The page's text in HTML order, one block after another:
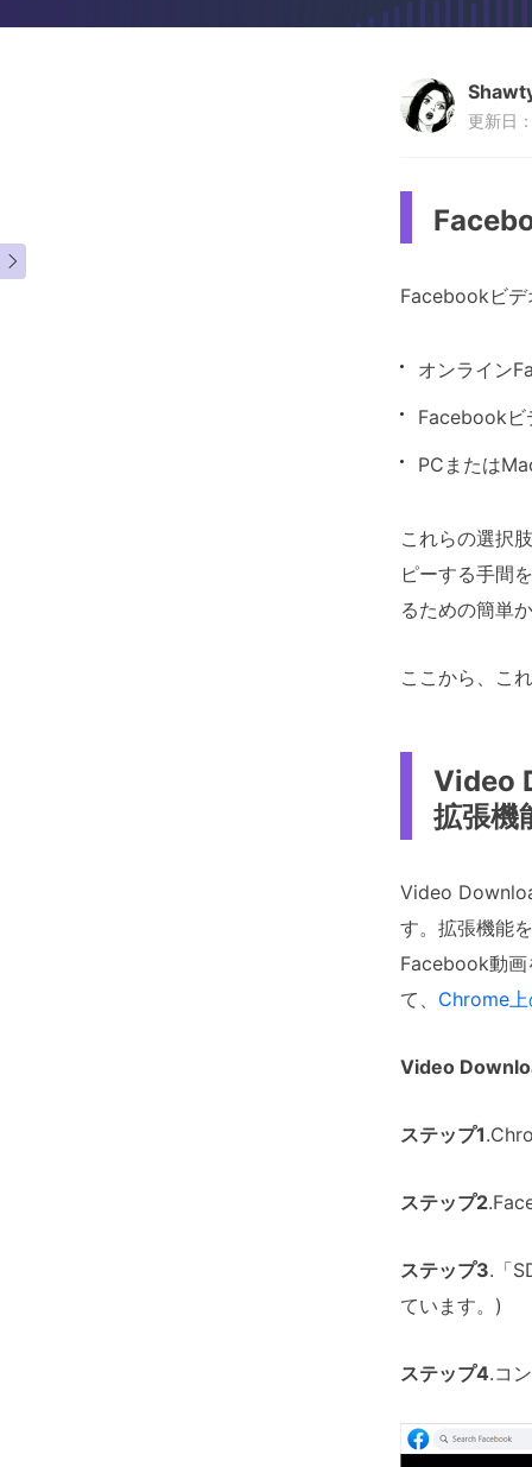

更新日
Facebookビデ
オンライン
Facebookビ
PCまたは
これらの選択
ピーする手間
るための簡単
ここから、こ
Video
拡張機
Video
す。拡張機能
Facebook動画
て、 Chrome
Video
ステップ1
ステップ2
ステップ3.「
ています。)
ステップ4.コ